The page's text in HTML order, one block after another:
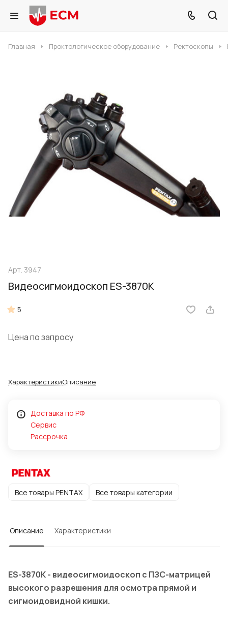
Главная Проктологическое оборудование Ректоскопы
Арт. 3947
Видеосигмоидоскоп ES-3870K
5
Цена по запросу
ХарактеристикиОписание
Доставка по РФ
Сервис
Рассрочка
Все товары PENTAX Все товары категории
Описание Характеристики
ES-3870K - видеосигмоидоскоп с ПЗС-матрицей
высокого разрешения для осмотра прямой и
сигмоидовидной кишки.